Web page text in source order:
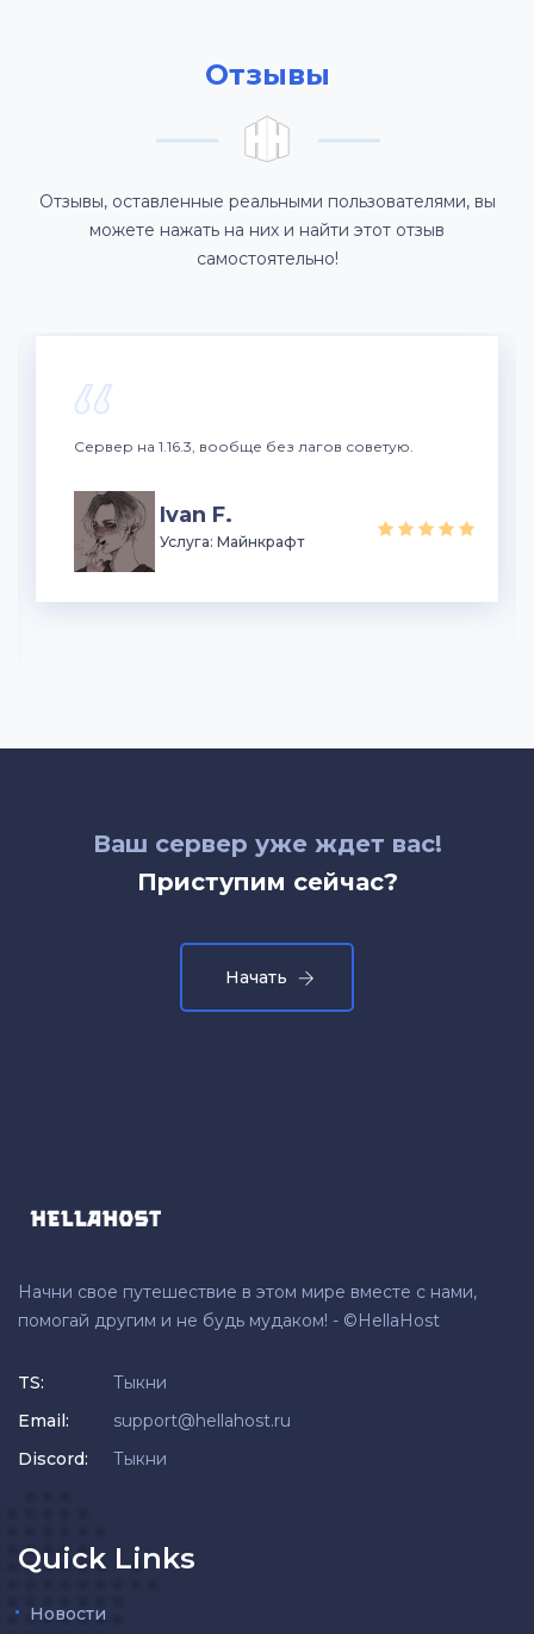
Отзывы
Отзывы, оставленные реальными пользователями, вы
можете нажать на них и найти этот отзыв
самостоятельно!
Сервер на 1.16.3, вообще без лагов советую.
Ivan F.
Услуга: Майнкрафт
Ваш сервер уже ждет вас!
Приступим сейчас?
Начать
Начни свое путешествие в этом мире вместе с нами,
помогай другим и не будь мудаком! - ©HellaHost
TS:
Тыкни
Email:
support@hellahost.ru
Discord:
Тыкни
Quick Links
Новости